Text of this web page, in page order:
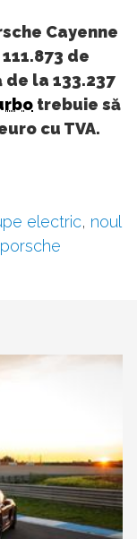
Cayenne
de
de la 133.237
trebuie să
cu TVA.
electric, noul
porsche